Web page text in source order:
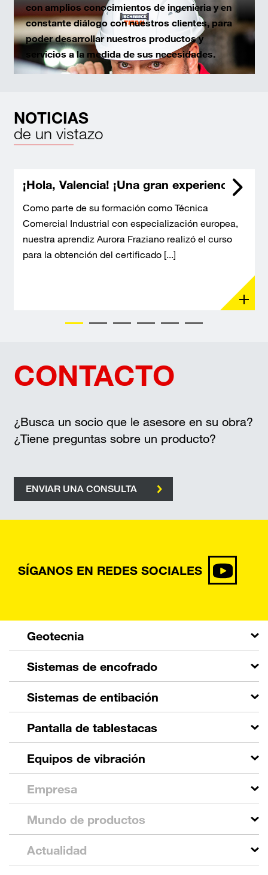
con amplios conocimientos de ingenieria y en
constante diálogo con nuestros clientes, para
poder desarrollar nuestros productos y
servicios a la medida de sus necesidades.
NOTICIAS
de un vistazo
¡Hola, Valencia! ¡Una gran experiencia!
Como parte de su formación como Técnica
Comercial Industrial con especialización europea,
nuestra aprendiz Aurora Fraziano realizó el curso
para la obtención del certificado [...]
CONTACTO
¿Busca un socio que le asesore en su obra?
¿Tiene preguntas sobre un producto?
ENVIAR UNA CONSULTA
SÍGANOS EN REDES SOCIALES
Geotecnia
Sistemas de encofrado
Sistemas de entibación
Pantalla de tablestacas
Equipos de vibración
Empresa
Mundo de productos
Actualidad